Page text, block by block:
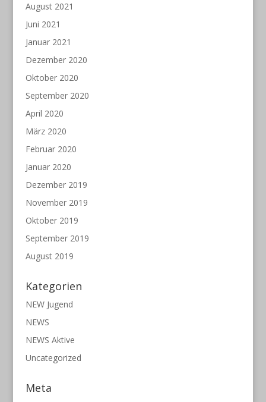
August 2021
Juni 2021
Januar 2021
Dezember 2020
Oktober 2020
September 2020
April 2020
März 2020
Februar 2020
Januar 2020
Dezember 2019
November 2019
Oktober 2019
September 2019
August 2019
Kategorien
NEW Jugend
NEWS
NEWS Aktive
Uncategorized
Meta